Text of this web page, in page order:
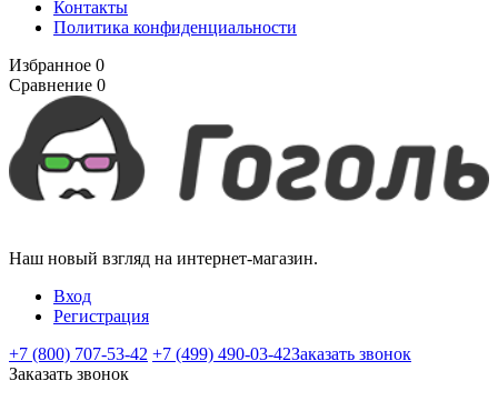
Контакты
Политика конфиденциальности
Избранное 0
Сравнение 0
Наш новый взгляд на интернет-магазин.
Вход
Регистрация
+7 (800) 707-53-42 +7 (499) 490-03-42Заказать звонок
Заказать звонок